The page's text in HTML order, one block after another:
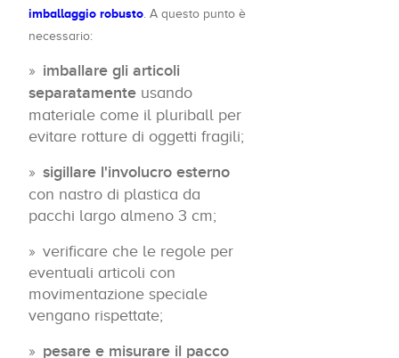
imballaggio robusto. A questo punto è
necessario:
imballare gli articoli
separatamente usando
materiale come il pluriball per
evitare rotture di oggetti fragili;
sigillare l'involucro esterno
con nastro di plastica da
pacchi largo almeno 3 cm;
verificare che le regole per
eventuali articoli con
movimentazione speciale
vengano rispettate;
pesare e misurare il pacco